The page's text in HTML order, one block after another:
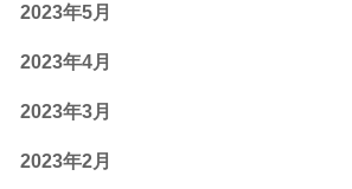
2023年5月
2023年4月
2023年3月
2023年2月